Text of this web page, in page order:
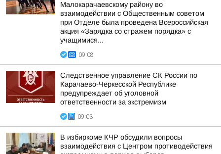
Малокарачаевскому району во
взаимодействии с Общественным советом
при Отделе была проведена Всероссийская
акция «Зарядка со стражем порядка» с
учащимися...
09:08
Следственное управление СК России по
Карачаево-Черкесской Республике
предупреждает об уголовной
ответственности за экстремизм
09:03
В избиркоме КЧР обсудили вопросы
взаимодействия с Центром противодействия